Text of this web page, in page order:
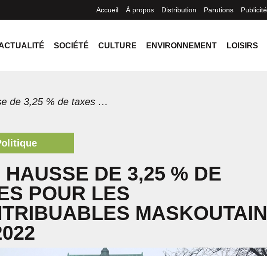
Accueil À propos Distribution Parutions Publicité
SOCIÉTÉ CULTURE ENVIRONNEMENT LOISIRS
Une hausse de 3,25 % de taxes pour les contribuables maskoutains en 2022
HAUSSE DE 3,25 % DE
POUR LES